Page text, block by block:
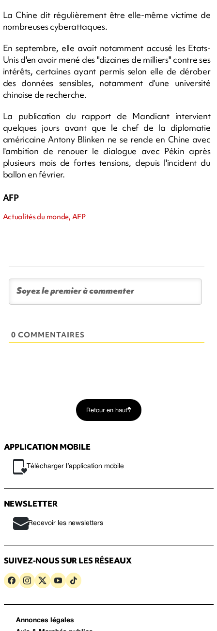
La Chine dit régulièrement être elle-même victime de
nombreuses cyberattaques.
En septembre, elle avait notamment accusé les Etats-
Unis d'en avoir mené des "dizaines de milliers" contre ses
intérêts, certaines ayant permis selon elle de dérober
des données sensibles, notamment d'une université
chinoise de recherche.
La publication du rapport de Mandiant intervient
quelques jours avant que le chef de la diplomatie
américaine Antony Blinken ne se rende en Chine avec
l'ambition de renouer le dialogue avec Pékin après
plusieurs mois de fortes tensions, depuis l'incident du
ballon en février.
AFP
Actualités du monde, AFP
0 COMMENTAIRES
Retour en haut
APPLICATION MOBILE
Télécharger l’application mobile
NEWSLETTER
Recevoir les newsletters
SUIVEZ-NOUS SUR LES RÉSEAUX
Annonces légales